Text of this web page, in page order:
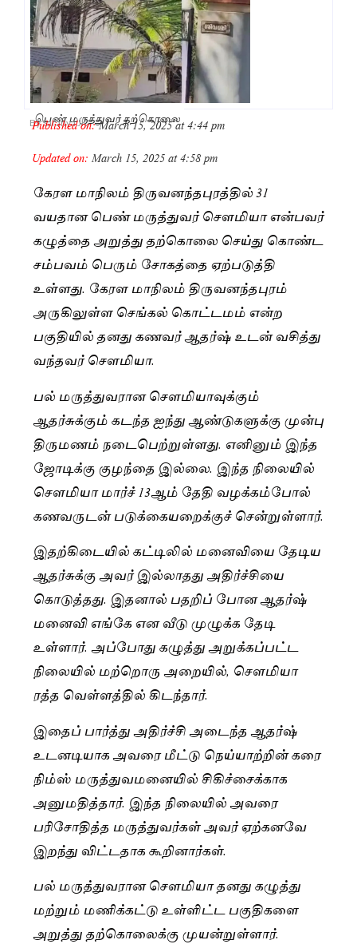
பெண் மருத்துவர் தற்கொலை
BySaranya JK
Published on:March 15, 2025 at 4:44 pm
Updated on:March 15, 2025 at 4:58 pm
கேரள மாநிலம் திருவனந்தபுரத்தில் 31
வயதான பெண் மருத்துவர் சௌமியா என்பவர்
கழுத்தை அறுத்து தற்கொலை செய்து கொண்ட
சம்பவம் பெரும் சோகத்தை ஏற்படுத்தி
உள்ளது. கேரள மாநிலம் திருவனந்தபுரம்
அருகிலுள்ள செங்கல் கொட்டமம் என்ற
பகுதியில் தனது கணவர் ஆதர்ஷ் உடன் வசித்து
வந்தவர் சௌமியா.
பல் மருத்துவரான சௌமியாவுக்கும்
ஆதர்சுக்கும் கடந்த ஐந்து ஆண்டுகளுக்கு முன்பு
திருமணம் நடைபெற்றுள்ளது. எனினும் இந்த
ஜோடிக்கு குழந்தை இல்லை. இந்த நிலையில்
சௌமியா மார்ச் 13ஆம் தேதி வழக்கம்போல்
கணவருடன் படுக்கையறைக்குச் சென்றுள்ளார்.
இதற்கிடையில் கட்டிலில் மனைவியை தேடிய
ஆதர்சுக்கு அவர் இல்லாதது அதிர்ச்சியை
கொடுத்தது. இதனால் பதறிப் போன ஆதர்ஷ்
மனைவி எங்கே என வீடு முழுக்க தேடி
உள்ளார். அப்போது கழுத்து அறுக்கப்பட்ட
நிலையில் மற்றொரு அறையில், சௌமியா
ரத்த வெள்ளத்தில் கிடந்தார்.
இதைப் பார்த்து அதிர்ச்சி அடைந்த ஆதர்ஷ்
உடனடியாக அவரை மீட்டு நெய்யாற்றின் கரை
நிம்ஸ் மருத்துவமனையில் சிகிச்சைக்காக
அனுமதித்தார். இந்த நிலையில் அவரை
பரிசோதித்த மருத்துவர்கள் அவர் ஏற்கனவே
இறந்து விட்டதாக கூறினார்கள்.
பல் மருத்துவரான சௌமியா தனது கழுத்து
மற்றும் மணிக்கட்டு உள்ளிட்ட பகுதிகளை
அறுத்து தற்கொலைக்கு முயன்றுள்ளார்.